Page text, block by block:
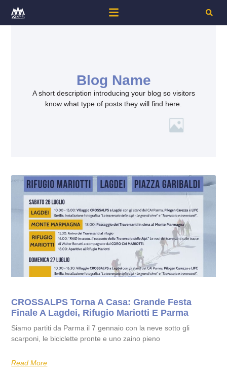
Blog Name
A short description introducing your blog so visitors
know what type of posts they will find here.
CROSSALPS Torna A Casa: Grande Festa
Finale A Lagdei, Rifugio Mariotti E Parma
Siamo partiti da Parma il 7 gennaio con la neve sotto gli
scarponi, le biciclette pronte e uno zaino pieno
Read More